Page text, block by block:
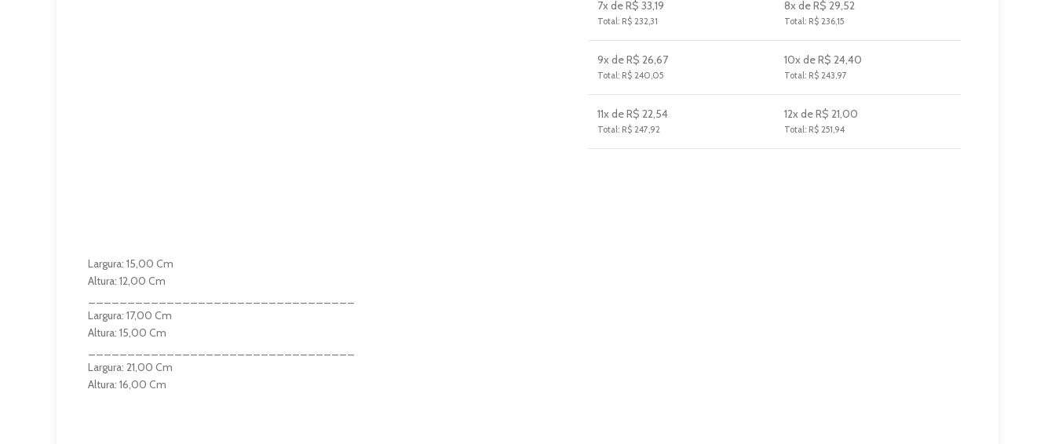
7x de R$ 33,19
Total: R$ 232,31
8x de R$ 29,52
Total: R$ 236,15
9x de R$ 26,67
Total: R$ 240,05
10x de R$ 24,40
Total: R$ 243,97
11x de R$ 22,54
Total: R$ 247,92
12x de R$ 21,00
Total: R$ 251,94
Largura: 15,00 Cm
Altura: 12,00 Cm
Largura: 17,00 Cm
Altura: 15,00 Cm
Largura: 21,00 Cm
Altura: 16,00 Cm